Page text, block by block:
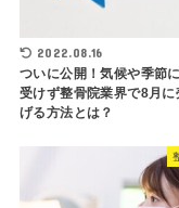
2022.08.16
ついに公開！気候や季節
受けず整骨院業界で8月に
げる方法とは？